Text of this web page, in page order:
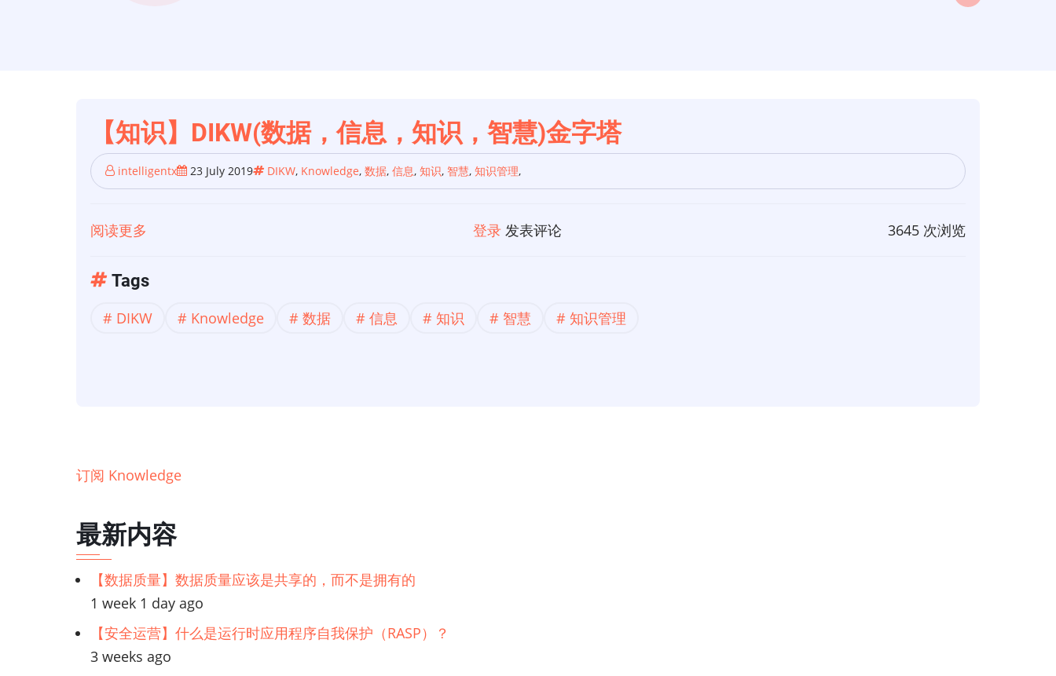
【知识】DIKW(数据，信息，知识，智慧)金字塔
intelligentx 23 July 2019 DIKW, Knowledge, 数据, 信息, 知识, 智慧, 知识管理,
阅读更多
【知
DIKW(数
智
字
登录 发表评论 3645 次浏览
Tags
DIKW Knowledge 数据 信息 知识 智慧 知识管理
订阅 Knowledge
最新内容
【数据质量】数据质量应该是共享的，而不是拥有的
1 week 1 day ago
【安全运营】什么是运行时应用程序自我保护（RASP）？
3 weeks ago